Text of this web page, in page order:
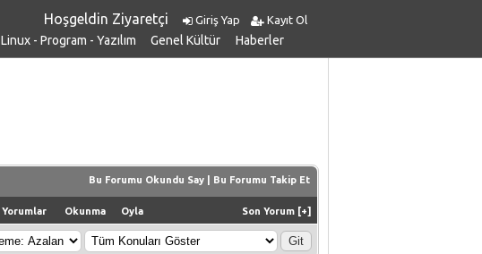
Giriş Yap Kayıt Ol
Hoşgeldin Ziyaretçi
Linux - Program - Yazılım Genel Kültür Haberler
Bu Forumu Okundu Say Bu Forumu Takip Et
Yorumlar Okunma Oyla Son Yorum [+]